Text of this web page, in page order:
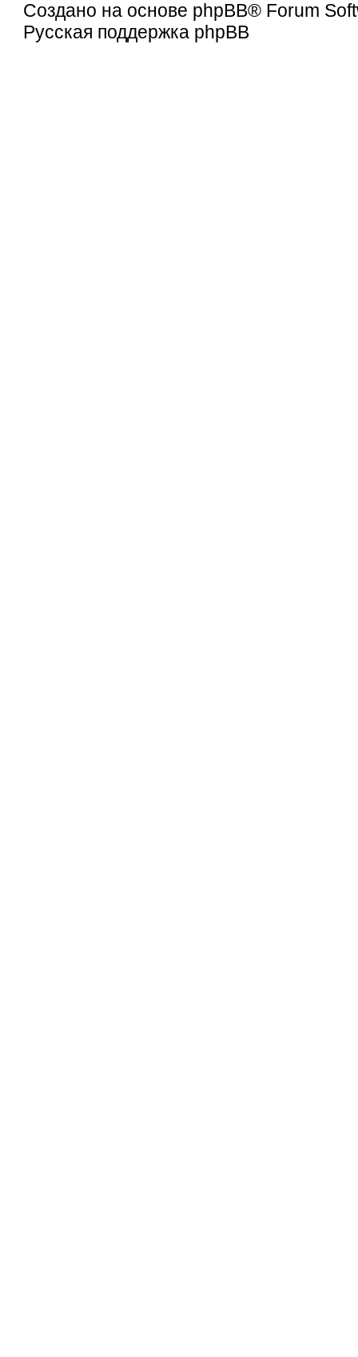
Создано на основе phpBB® Forum
Русская поддержка phpBB